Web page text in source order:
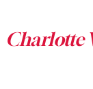
contenu